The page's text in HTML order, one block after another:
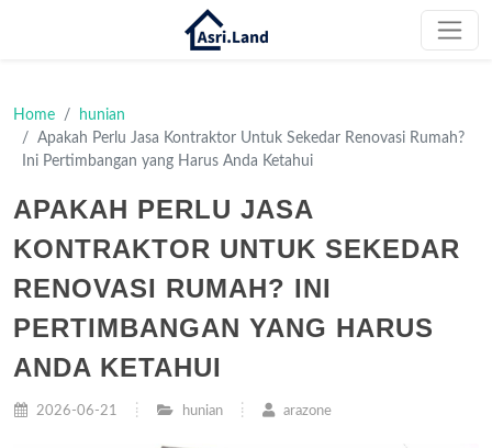
Home
hunian
Apakah Perlu Jasa Kontraktor Untuk Sekedar Renovasi Rumah?
Ini Pertimbangan yang Harus Anda Ketahui
APAKAH PERLU JASA
KONTRAKTOR UNTUK SEKEDAR
RENOVASI RUMAH? INI
PERTIMBANGAN YANG HARUS
ANDA KETAHUI
2026-06-21 hunian arazone